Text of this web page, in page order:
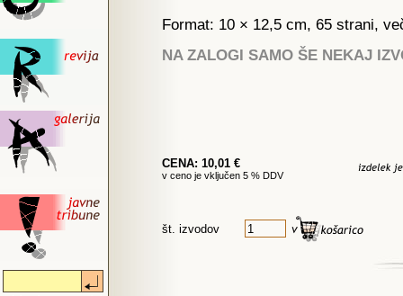
Format: 10 × 12,5 cm, 65 strani,
NA ZALOGI SAMO ŠE NEKAJ
CENA: 10,01 €
v ceno je vključen 5 % DDV
št. izvodov